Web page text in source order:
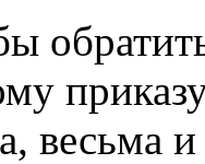
весьма